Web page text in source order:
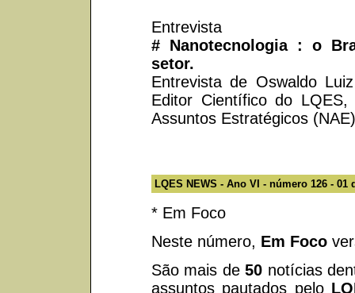
Entrevista
# Nanotecnologia : o
setor.
Entrevista de Oswaldo
Editor Científico do
Assuntos Estratégicos
LQES NEWS - Ano VI - número 126 - 01
* Em Foco
Neste número, Em Foco
São mais de50 notícias
assuntos pautados pelo